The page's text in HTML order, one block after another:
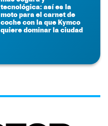
tecnológica: así es la
moto para el carnet de
coche con la que Kymco
quiere dominar la ciudad